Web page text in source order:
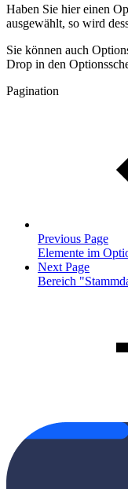
Haben Sie hier einen
ausgewählt, so wird
Sie können auch
Drop in den
Pagination
Previous Page
Elemente im
Next Page
Bereich